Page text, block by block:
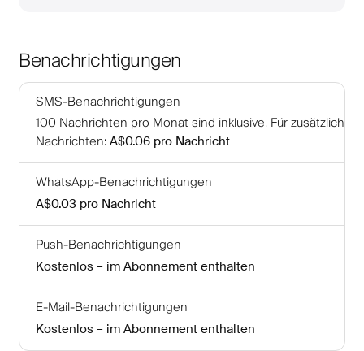
Benachrichtigungen
SMS-Benachrichtigungen
100 Nachrichten pro Monat sind inklusive. Für zusätzliche
Nachrichten: A$0.06 pro Nachricht
WhatsApp-Benachrichtigungen
A$0.03 pro Nachricht
Push-Benachrichtigungen
Kostenlos – im Abonnement enthalten
E-Mail-Benachrichtigungen
Kostenlos – im Abonnement enthalten